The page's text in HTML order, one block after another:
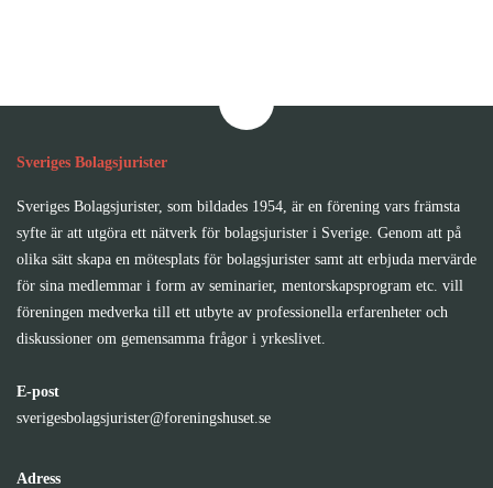
Sveriges Bolagsjurister
Sveriges Bolagsjurister, som bildades 1954, är en förening vars främsta
syfte är att utgöra ett nätverk för bolagsjurister i Sverige. Genom att på
olika sätt skapa en mötesplats för bolagsjurister samt att erbjuda mervärde
för sina medlemmar i form av seminarier, mentorskapsprogram etc. vill
föreningen medverka till ett utbyte av professionella erfarenheter och
diskussioner om gemensamma frågor i yrkeslivet.
E-post
sverigesbolagsjurister@foreningshuset.se
Adress